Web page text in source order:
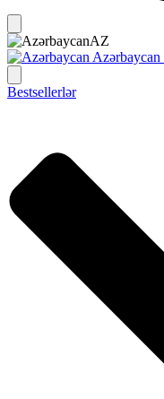
AZ
Azərbaycan
Bestsellerlər